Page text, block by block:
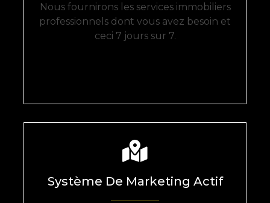
Nous fournirons les services immobiliers
professionnels dont vous avez besoin et
ceci 7 jours sur 7.
Système De Marketing Actif